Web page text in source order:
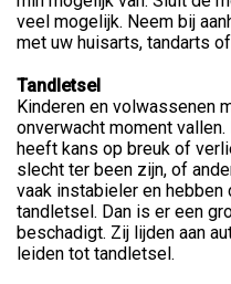
veel mogelijk. Neem bij
met uw huisarts, tandarts
Tandletsel
Kinderen en volwassenen
onverwacht moment
heeft kans op breuk of
slecht ter been zijn, of
vaak instabieler en hebben
tandletsel. Dan is er een
beschadigt. Zij lijden aan
leiden tot tandletsel.